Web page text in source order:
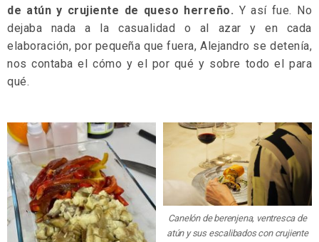
de atún y crujiente de queso herreño. Y así fue. No
dejaba nada a la casualidad o al azar y en cada
elaboración, por pequeña que fuera, Alejandro se detenía,
nos contaba el cómo y el por qué y sobre todo el para
qué.
Canelón de berenjena, ventresca de
atún y sus escalibados con crujiente